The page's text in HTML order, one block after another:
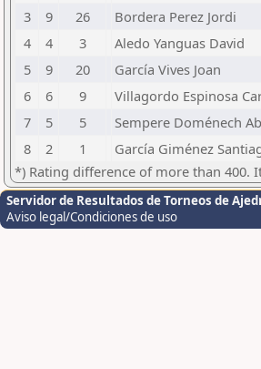
3
9 26 Bordera Perez Jordi
4
4 3 Aledo Yanguas David
5
9 20 García Vives Joan
6
6 9 Villagordo Espinosa
7
5 5 Sempere Doménech
8
2 1 García Giménez
*) Rating difference of more than 400.
Servidor de Resultados de Torneos de
Aviso legal/Condiciones de uso